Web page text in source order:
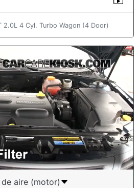
2.0L 4 Cyl. Turbo Wagon (4 Door)
aire (motor)